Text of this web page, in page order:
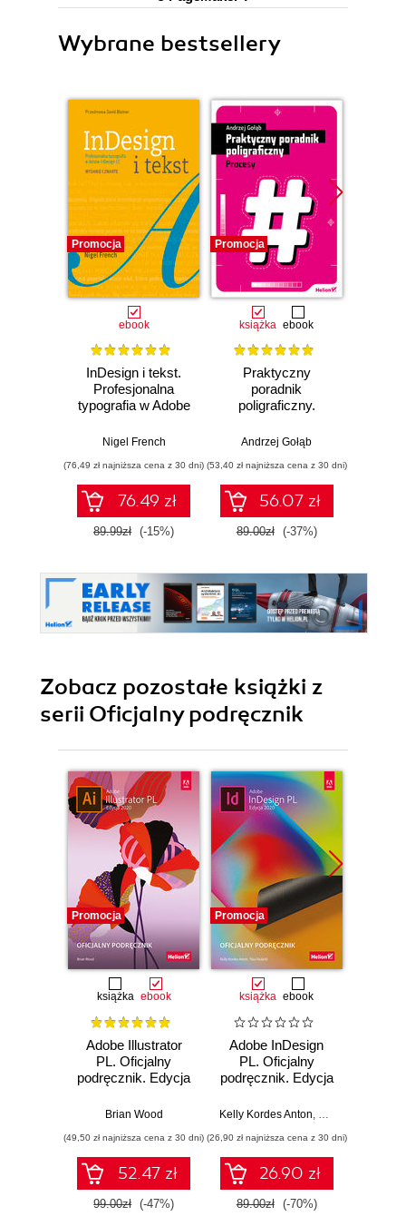
Wybrane bestsellery
Promocja
ebook
InDesign i tekst.
Profesjonalna
typografia w Adobe
Nigel French
(76,49 zł najniższa cena z 30 dni)
76.49 zł
89.99zł (-15%)
Promocja
książka ebook
Praktyczny
poradnik
poligraficzny.
Andrzej Gołąb
(53,40 zł najniższa cena z 30 dni)
56.07 zł
89.00zł (-37%)
Zobacz pozostałe książki z
serii Oficjalny podręcznik
Promocja
książka ebook
Adobe Illustrator
PL. Oficjalny
podręcznik. Edycja
Brian Wood
(49,50 zł najniższa cena z 30 dni)
52.47 zł
99.00zł (-47%)
Promocja
książka ebook
Adobe InDesign
PL. Oficjalny
podręcznik. Edycja
Kelly Kordes Anton
(26,90 zł najniższa cena z 30 dni)
26.90 zł
89.00zł (-70%)